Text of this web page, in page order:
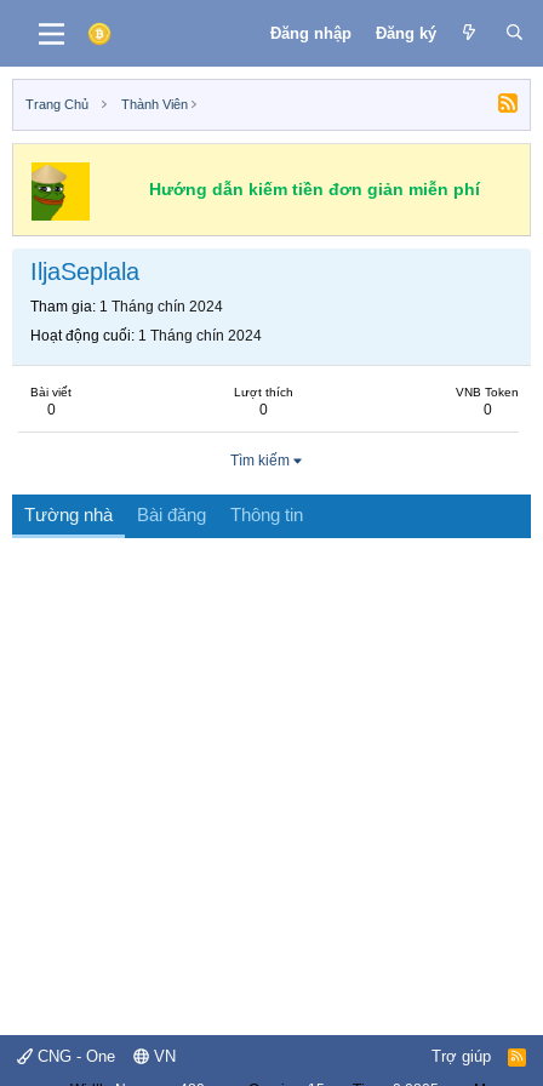
Đăng nhập Đăng ký
Trang Chủ Thành Viên
Hướng dẫn kiếm tiền đơn giản miễn phí
IljaSeplala
Tham gia 1 Tháng chín 2024
Hoạt động cuối 1 Tháng chín 2024
Bài viết
0
Lượt thích
0
VNB Token
0
Tìm kiếm
Tường nhà Bài đăng Thông tin
CNG - One VN Trợ giúp
R